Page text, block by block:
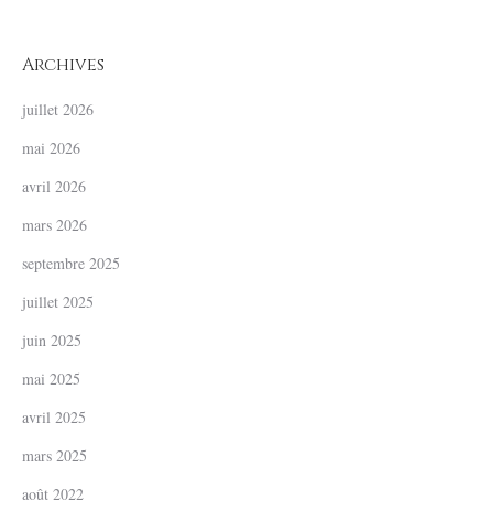
Archives
juillet 2026
mai 2026
avril 2026
mars 2026
septembre 2025
juillet 2025
juin 2025
mai 2025
avril 2025
mars 2025
août 2022